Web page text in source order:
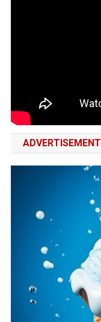
ADVERTISEMENT